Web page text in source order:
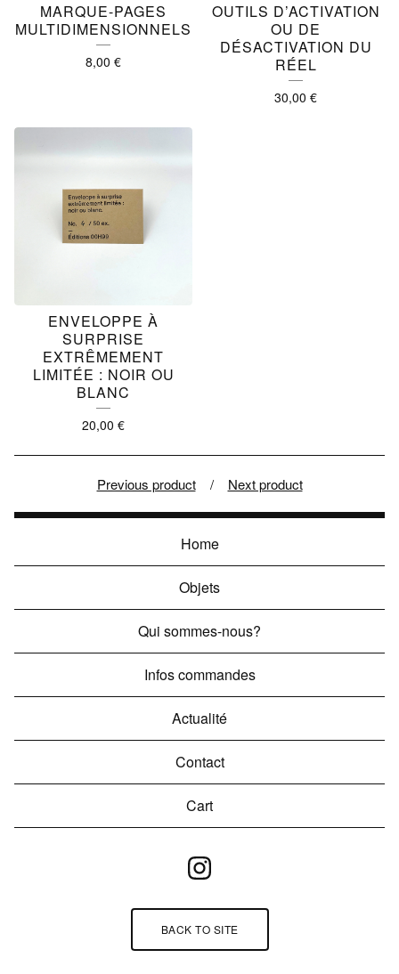
MARQUE-PAGES
MULTIDIMENSIONNELS
8,00 €
OUTILS D’ACTIVATION
OU DE
DÉSACTIVATION DU
RÉEL
30,00 €
ENVELOPPE À
SURPRISE
EXTRÊMEMENT
LIMITÉE : NOIR OU
BLANC
20,00 €
Previous product Next product
Home
Objets
Qui sommes-nous?
Infos commandes
Actualité
Contact
Cart
BACK TO SITE